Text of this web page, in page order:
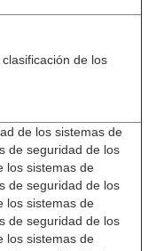
de los
de los sistemas de
de seguridad de los
los sistemas de
de seguridad de los
los sistemas de
de seguridad de los
los sistemas de